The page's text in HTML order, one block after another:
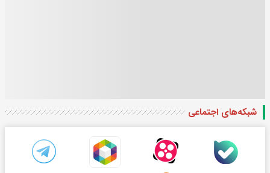
شبکه‌های اجتماعی